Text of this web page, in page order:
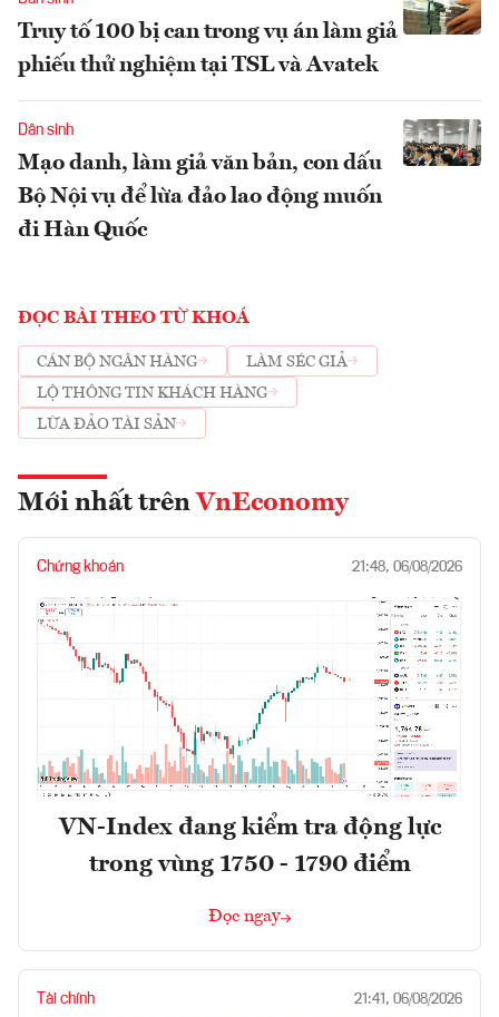
Truy tố 100 bị can trong vụ án làm giả
phiếu thử nghiệm tại TSL và Avatek
Dân sinh
Mạo danh, làm giả văn bản, con dấu
Bộ Nội vụ để lừa đảo lao động muốn
đi Hàn Quốc
ĐỌC BÀI THEO TỪ KHOÁ
CÁN BỘ NGÂN HÀNG
LÀM SÉC GIẢ
LỘ THÔNG TIN KHÁCH HÀNG
LỪA ĐẢO TÀI SẢN
Mới nhất trên VnEconomy
Chứng khoán 21:48, 06/08/2026
VN-Index đang kiểm tra động lực
trong vùng 1750 - 1790 điểm
Đọc ngay
Tài chính 21:41, 06/08/2026